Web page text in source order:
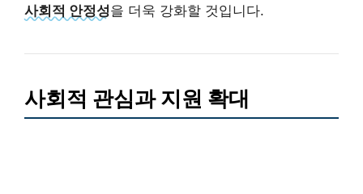
사회적 안정성을 더욱 강화할 것입니다.
사회적 관심과 지원 확대